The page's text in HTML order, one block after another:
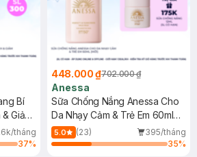
Bí
Giảm
tháng
37%
448.000 ₫702.000 ₫
Anessa
Sữa Chống Nắng Anessa Cho
Da Nhạy Cảm & Trẻ Em 60ml
(Mới)
5.0 (23)
395/tháng
35%